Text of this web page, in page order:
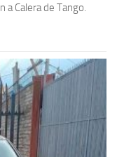
a Calera de Tango.